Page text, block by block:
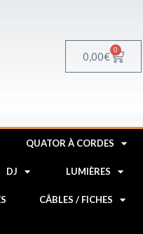
0,00€
0
Panier
QUATOR À CORDES
DJ LUMIÈRES
CÂBLES / FICHES